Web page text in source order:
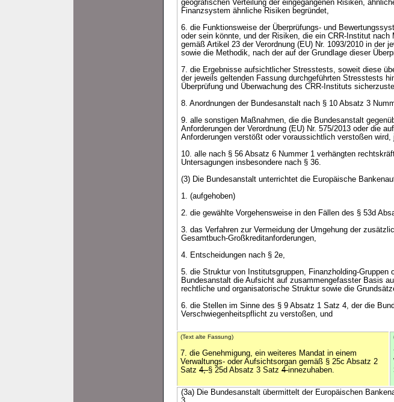
geografischen Verteilung der eingegangenen Risiken,
Finanzsystem ähnliche Risiken begründet,
6. die Funktionsweise der Überprüfungs- und
oder sein könnte, und der Risiken, die ein CRR-Institut
gemäß Artikel 23 der Verordnung (EU) Nr. 1093/2010 in der
sowie die Methodik, nach der auf der Grundlage dieser
7. die Ergebnisse aufsichtlicher Stresstests, soweit diese
der jeweils geltenden Fassung durchgeführten Stresstests
Überprüfung und Überwachung des CRR-Instituts
8. Anordnungen der Bundesanstalt nach § 10 Absatz 3
9. alle sonstigen Maßnahmen, die die Bundesanstalt
Anforderungen der Verordnung (EU) Nr. 575/2013 oder die
Anforderungen verstößt oder voraussichtlich verstoßen wird,
10. alle nach § 56 Absatz 6 Nummer 1 verhängten
Untersagungen insbesondere nach § 36.
(3) Die Bundesanstalt unterrichtet die Europäische
1. (aufgehoben)
2. die gewählte Vorgehensweise in den Fällen des § 53d
3. das Verfahren zur Vermeidung der Umgehung der
Gesamtbuch-Großkreditanforderungen,
4. Entscheidungen nach § 2e,
5. die Struktur von Institutsgruppen, Finanzholding-Gruppen
Bundesanstalt die Aufsicht auf zusammengefasster Basis
rechtliche und organisatorische Struktur sowie die
6. die Stellen im Sinne des § 9 Absatz 1 Satz 4, der die
Verschwiegenheitspflicht zu verstoßen, und
(Text alte Fassung)
7. die Genehmigung, ein weiteres Mandat in einem
Verwaltungs- oder Aufsichtsorgan gemäß § 25c Absatz 2
Satz 4,§ 25d Absatz 3 Satz 4innezuhaben.
(3a) Die Bundesanstalt übermittelt der Europäischen